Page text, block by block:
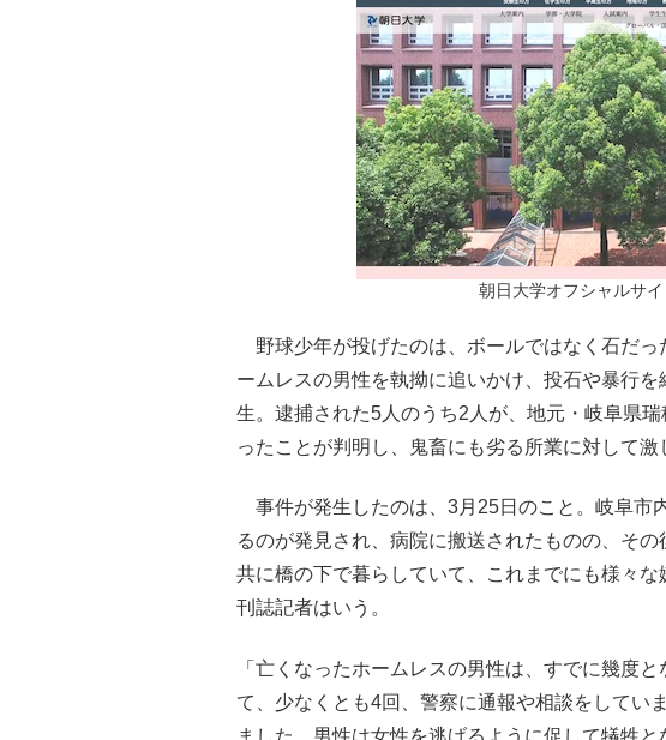
朝日大学オフシャルサイ
野球少年が投げたのは、ボールではなく石だ
ームレスの男性を執拗に追いかけ、投石や暴行
生。逮捕された5人のうち2人が、地元・岐阜県
ったことが判明し、鬼畜にも劣る所業に対して激
事件が発生したのは、3月25日のこと。岐阜市
るのが発見され、病院に搬送されたものの、そ
共に橋の下で暮らしていて、これまでにも様々
刊誌記者はいう。
「亡くなったホームレスの男性は、すでに幾度
て、少なくとも4回、警察に通報や相談をしてい
ました。男性は女性を逃げるように促して犠牲